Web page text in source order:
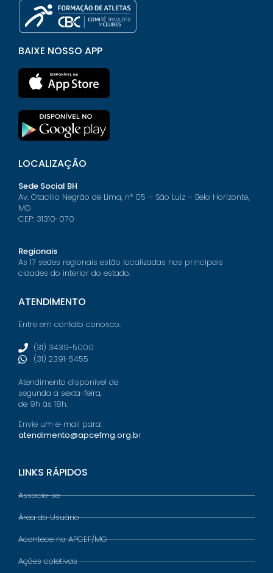
BAIXE NOSSO APP
LOCALIZAÇÃO
Sede Social BH
Av. Otacílio Negrão de Lima, nº 05 – São Luiz – Belo Horizonte,
MG
CEP: 31310-070
Regionais
As 17 sedes regionais estão localizadas nas principais
cidades do interior do estado.
ATENDIMENTO
Entre em contato conosco:
(31) 3439-5000
(31) 2391-5455
Atendimento disponível de
segunda a sexta-feira,
de 9h às 18h.
Envie um e-mail para:
atendimento@apcefmg.org.br
LINKS RÁPIDOS
Associe-se
Área do Usuário
Acontece na APCEF/MG
Ações coletivas